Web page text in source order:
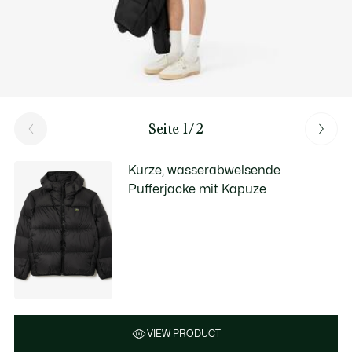
Seite 1/2
Kurze, wasserabweisende
Pufferjacke mit Kapuze
VIEW PRODUCT